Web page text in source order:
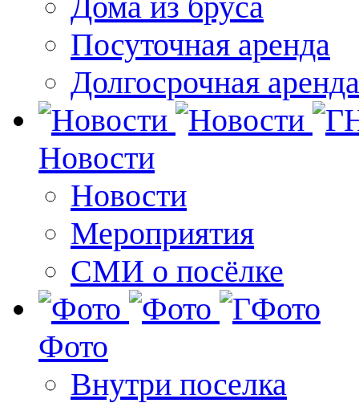
Посуточная аренда
Долгосрочная аренда
Новости
Новости
Мероприятия
СМИ о посёлке
Фото
Внутри поселка